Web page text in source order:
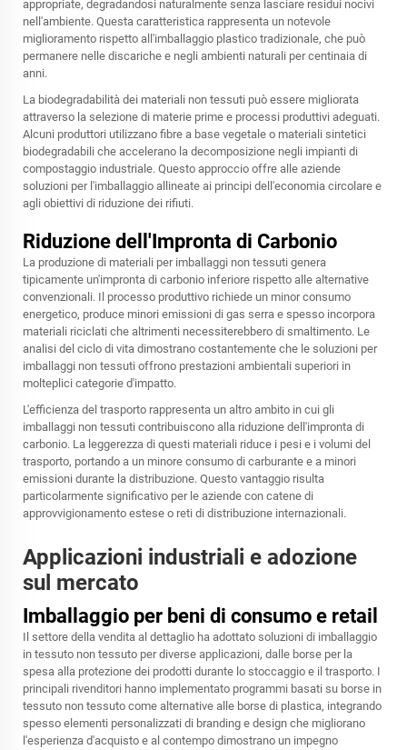
appropriate, degradandosi naturalmente senza lasciare residui nocivi
nell'ambiente. Questa caratteristica rappresenta un notevole
miglioramento rispetto all'imballaggio plastico tradizionale, che può
permanere nelle discariche e negli ambienti naturali per centinaia di
anni.
La biodegradabilità dei materiali non tessuti può essere migliorata
attraverso la selezione di materie prime e processi produttivi adeguati.
Alcuni produttori utilizzano fibre a base vegetale o materiali sintetici
biodegradabili che accelerano la decomposizione negli impianti di
compostaggio industriale. Questo approccio offre alle aziende
soluzioni per l'imballaggio allineate ai principi dell'economia circolare e
agli obiettivi di riduzione dei rifiuti.
Riduzione dell'Impronta di Carbonio
La produzione di materiali per imballaggi non tessuti genera
tipicamente un'impronta di carbonio inferiore rispetto alle alternative
convenzionali. Il processo produttivo richiede un minor consumo
energetico, produce minori emissioni di gas serra e spesso incorpora
materiali riciclati che altrimenti necessiterebbero di smaltimento. Le
analisi del ciclo di vita dimostrano costantemente che le soluzioni per
imballaggi non tessuti offrono prestazioni ambientali superiori in
molteplici categorie d'impatto.
L'efficienza del trasporto rappresenta un altro ambito in cui gli
imballaggi non tessuti contribuiscono alla riduzione dell'impronta di
carbonio. La leggerezza di questi materiali riduce i pesi e i volumi del
trasporto, portando a un minore consumo di carburante e a minori
emissioni durante la distribuzione. Questo vantaggio risulta
particolarmente significativo per le aziende con catene di
approvvigionamento estese o reti di distribuzione internazionali.
Applicazioni industriali e adozione
sul mercato
Imballaggio per beni di consumo e retail
Il settore della vendita al dettaglio ha adottato soluzioni di imballaggio
in tessuto non tessuto per diverse applicazioni, dalle borse per la
spesa alla protezione dei prodotti durante lo stoccaggio e il trasporto. I
principali rivenditori hanno implementato programmi basati su borse in
tessuto non tessuto come alternative alle borse di plastica, integrando
spesso elementi personalizzati di branding e design che migliorano
l'esperienza d'acquisto e al contempo dimostrano un impegno